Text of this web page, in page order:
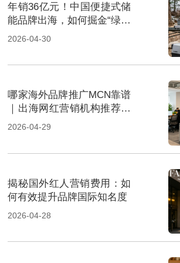
年销36亿元！中国便捷式储
能品牌出海，如何掘金“绿色
经济”新风口
2026-04-30
哪家海外品牌推广MCN靠谱
｜出海网红营销机构推荐指
南
2026-04-29
揭秘国外红人营销费用：如
何有效提升品牌国际知名度
2026-04-28